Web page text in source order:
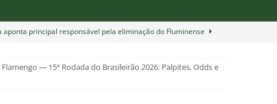
aponta principal responsável pela eliminação do Fluminense
atuações: Fluminense 1 x 3 Vasco – Copa do Brasil 2026
— 15ª Rodada do Brasileirão 2026: Palpites, Odds e